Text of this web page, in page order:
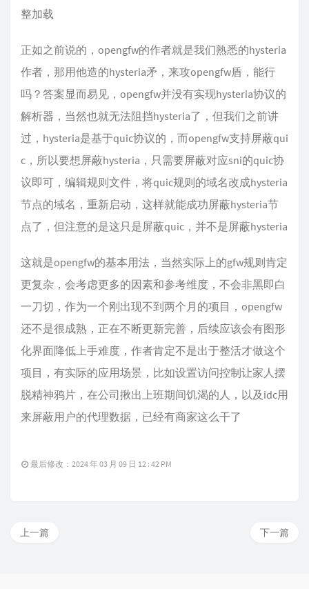
整加载
正如之前说的，opengfw的作者就是我们熟悉的hysteria
作者，那用他造的hysteria矛，来攻opengfw盾，能行
吗？答案显而易见，opengfw并没有实现hysteria协议的
解析器，当然也就无法阻挡hysteria了，但我们之前讲
过，hysteria是基于quic协议的，而opengfw支持屏蔽qui
c，所以要想屏蔽hysteria，只需要屏蔽对应sni的quic协
议即可，编辑规则文件，将quic规则的域名改成hysteria
节点的域名，重新启动，这样就能成功屏蔽hysteria节
点了，但注意的是这只是屏蔽quic，并不是屏蔽hysteria
这就是opengfw的基本用法，当然实际上的gfw规则肯定
更复杂，会考虑更多的因素和参考维度，不会非黑即白
一刀切，作为一个刚出现不到两个月的项目，opengfw
还不是很成熟，正在不断更新完善，后续应该会有图形
化界面降低上手难度，作者肯定不是出于整活才做这个
项目，有实际的应用场景，比如设置访问控制让家人摆
脱精神鸦片，在公司揪出上班期间饥渴的人，以及idc用
来屏蔽用户的代理数据，已经有商家这么干了
最后修改：2024 年 03 月 09 日 12 : 42 PM
下一篇
上一篇